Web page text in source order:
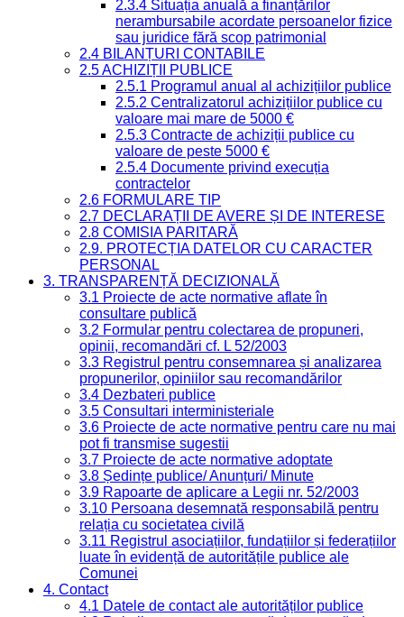
2.3.4 Situația anuală a finanțărilor
nerambursabile acordate persoanelor fizice
sau juridice fără scop patrimonial
2.4 BILANȚURI CONTABILE
2.5 ACHIZIȚII PUBLICE
2.5.1 Programul anual al achizițiilor publice
2.5.2 Centralizatorul achizițiilor publice cu
valoare mai mare de 5000 €
2.5.3 Contracte de achiziții publice cu
valoare de peste 5000 €
2.5.4 Documente privind execuția
contractelor
2.6 FORMULARE TIP
2.7 DECLARAȚII DE AVERE ȘI DE INTERESE
2.8 COMISIA PARITARĂ
2.9. PROTECȚIA DATELOR CU CARACTER
PERSONAL
3. TRANSPARENȚĂ DECIZIONALĂ
3.1 Proiecte de acte normative aflate în
consultare publică
3.2 Formular pentru colectarea de propuneri,
opinii, recomandări cf. L 52/2003
3.3 Registrul pentru consemnarea și analizarea
propunerilor, opiniilor sau recomandărilor
3.4 Dezbateri publice
3.5 Consultari interministeriale
3.6 Proiecte de acte normative pentru care nu mai
pot fi transmise sugestii
3.7 Proiecte de acte normative adoptate
3.8 Ședințe publice/ Anunțuri/ Minute
3.9 Rapoarte de aplicare a Legii nr. 52/2003
3.10 Persoana desemnată responsabilă pentru
relația cu societatea civilă
3.11 Registrul asociațiilor, fundațiilor și federațiilor
luate în evidență de autoritățile publice ale
Comunei
4. Contact
4.1 Datele de contact ale autorităților publice